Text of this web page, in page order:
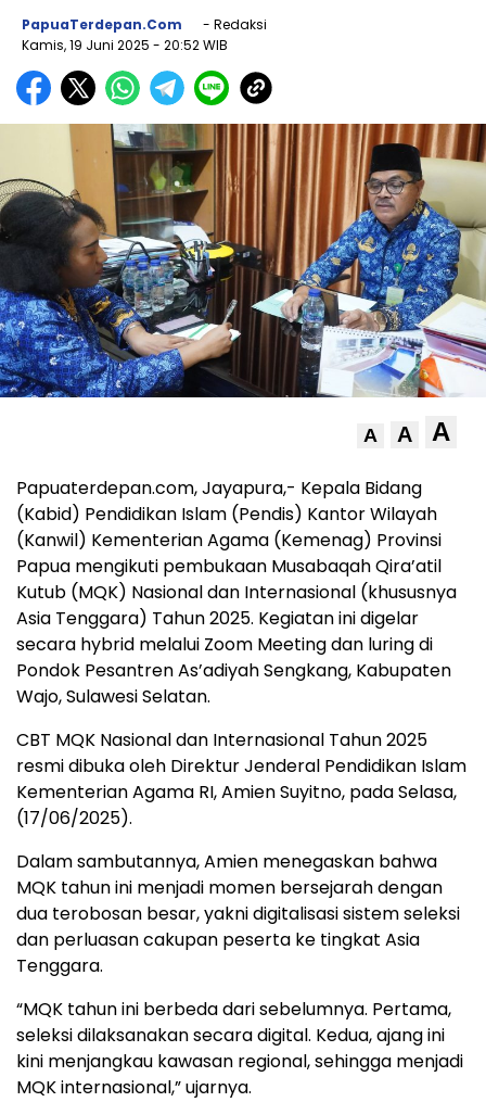
PapuaTerdepan.com
- Redaksi
Kamis, 19 Juni 2025 - 20:52 WIB
A A A
Papuaterdepan.com, Jayapura,- Kepala Bidang
(Kabid) Pendidikan Islam (Pendis) Kantor Wilayah
(Kanwil) Kementerian Agama (Kemenag) Provinsi
Papua mengikuti pembukaan Musabaqah Qira’atil
Kutub (MQK) Nasional dan Internasional (khususnya
Asia Tenggara) Tahun 2025. Kegiatan ini digelar
secara hybrid melalui Zoom Meeting dan luring di
Pondok Pesantren As’adiyah Sengkang, Kabupaten
Wajo, Sulawesi Selatan.
CBT MQK Nasional dan Internasional Tahun 2025
resmi dibuka oleh Direktur Jenderal Pendidikan Islam
Kementerian Agama RI, Amien Suyitno, pada Selasa,
(17/06/2025).
Dalam sambutannya, Amien menegaskan bahwa
MQK tahun ini menjadi momen bersejarah dengan
dua terobosan besar, yakni digitalisasi sistem seleksi
dan perluasan cakupan peserta ke tingkat Asia
Tenggara.
“MQK tahun ini berbeda dari sebelumnya. Pertama,
seleksi dilaksanakan secara digital. Kedua, ajang ini
kini menjangkau kawasan regional, sehingga menjadi
MQK internasional,” ujarnya.